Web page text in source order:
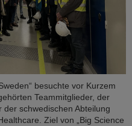
besuchte vor Kurzem
Teammitglieder, der
schwedischen Abteilung
Ziel von „Big Science